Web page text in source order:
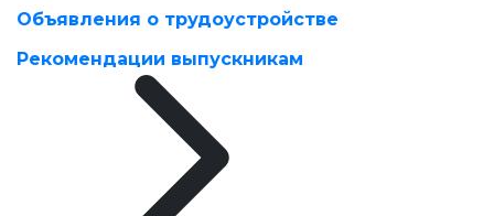
Объявления о трудоустройстве
Рекомендации выпускникам